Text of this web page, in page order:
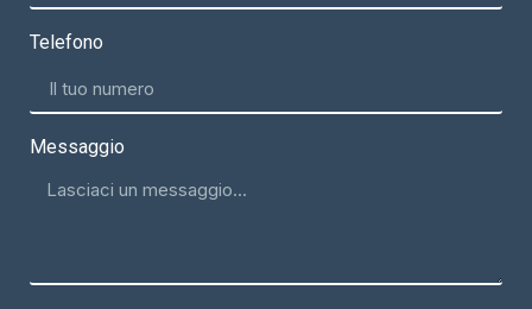
Telefono
Messaggio